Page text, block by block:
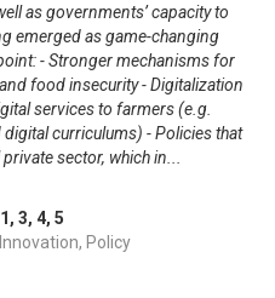
as governments’ capacity to
emerged as game-changing
- Stronger mechanisms for
food insecurity - Digitalization
services to farmers (e.g.
curriculums) - Policies that
sector, which in
1 , 3, 4, 5
Policy